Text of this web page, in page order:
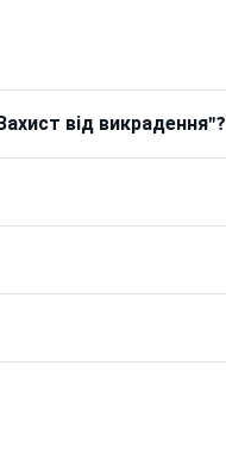
від викрадення"?